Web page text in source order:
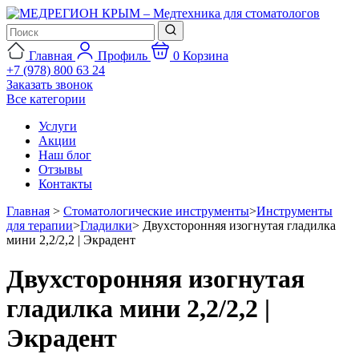
Главная Профиль 0 Корзина
+7 (978) 800 63 24
Заказать звонок
Все категории
Услуги
Акции
Наш блог
Отзывы
Контакты
Главная > Стоматологические инструменты>Инструменты
для терапии>Гладилки> Двухсторонняя изогнутая гладилка
мини 2,2/2,2 | Экрадент
Двухсторонняя изогнутая
гладилка мини 2,2/2,2 |
Экрадент